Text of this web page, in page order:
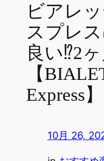
ビアレ
スプレ
良い⁉︎2
【
Express】
10月 26,